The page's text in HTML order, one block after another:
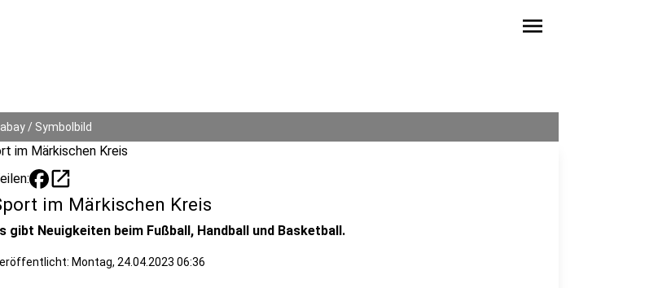
menu
/ Symbolbild
open_in_new
im Märkischen Kreis
gibt Neuigkeiten beim Fußball, Handball und Basketball.
Montag, 24.04.2023 06:36